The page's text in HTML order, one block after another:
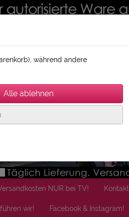
NUR bei TV! Kontakt
wir! Facebook & Instagram!
während andere